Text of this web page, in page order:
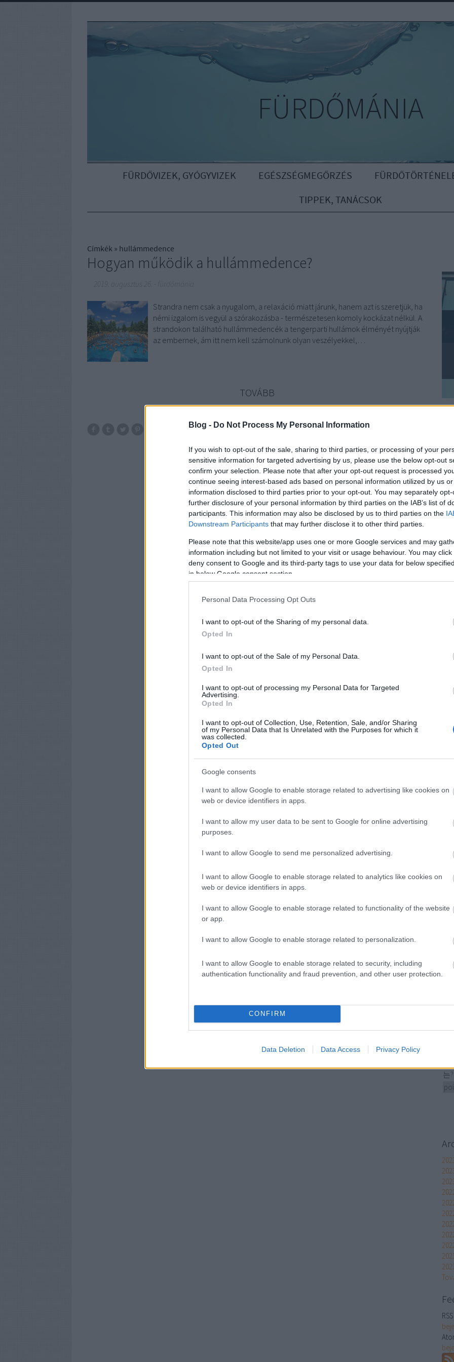
Blog - Do Not Process My Personal Information
If you wish to opt-out of the sale, sharing to third parties, or processing of your
sensitive information for targeted advertising by us, please use the below opt-out
confirm your selection. Please note that after your opt-out request is processed
continue seeing interest-based ads based on personal information utilized by us
information disclosed to third parties prior to your opt-out. You may separately
further disclosure of your personal information by third parties on the IAB’s list of
participants. This information may also be disclosed by us to third parties on the
Downstream Participants that may further disclose it to other third parties.
Please note that this website/app uses one or more Google services and may
information including but not limited to your visit or usage behaviour. You may
deny consent to Google and its third-party tags to use your data for below
in below Google consent section.
Personal Data Processing Opt Outs
I want to opt-out of the Sharing of my personal data.
Opted In
I want to opt-out of the Sale of my Personal Data.
Opted In
I want to opt-out of processing my Personal Data for Targeted
Advertising.
Opted In
I want to opt-out of Collection, Use, Retention, Sale, and/or Sharing
of my Personal Data that Is Unrelated with the Purposes for which it
was collected.
Opted Out
Google consents
I want to allow Google to enable storage related to advertising like cookies on
web or device identifiers in apps.
I want to allow my user data to be sent to Google for online advertising
purposes.
I want to allow Google to send me personalized advertising.
I want to allow Google to enable storage related to analytics like cookies on
web or device identifiers in apps.
I want to allow Google to enable storage related to functionality of the website
or app.
I want to allow Google to enable storage related to personalization.
I want to allow Google to enable storage related to security, including
authentication functionality and fraud prevention, and other user protection.
CONFIRM
Data Deletion Data Access Privacy Policy
FÜRDŐMÁNIA
FÜRDŐVIZEK, GYÓGYVIZEK EGÉSZSÉGMEGŐRZÉS
TIPPEK, TANÁCSOK
Címkék » hullámmedence
Hogyan működik a hullámmedence?
Strandra nem csak a nyugalom, a relaxáció miatt járunk, hanem azt is szeretjük, ha
némi izgalom is vegyül a szórakozásba - természetesen komoly kockázat nélkül. A
strandokon található hullámmedencék a tengerparti hullámok élményét nyújtják
az embernek, ám itt nem kell számolnunk olyan veszélyekkel,…
TOVÁBB
hullámmedence
JorEl:
tud
tipp
다
험
는